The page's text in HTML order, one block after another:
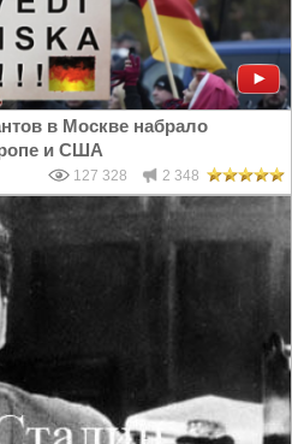
в Москве набрало
и США
127 328 2 348